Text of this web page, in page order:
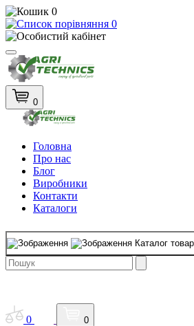
0
0
0
Головна
Про нас
Блог
Виробники
Контакти
Каталоги
Каталог
0 0